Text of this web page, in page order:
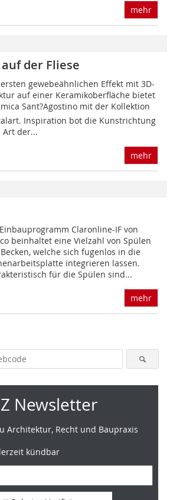
mehr
der Fliese
gewebeähnlichen Effekt mit 3D-
auf einer Keramikoberfläche bietet
Sant?Agostino mit der Kollektion
Inspiration bot die Kunstrichtung
Art der...
mehr
Claronline-IF von
beinhaltet eine Vielzahl von Spülen
welche sich fugenlos in die
integrieren lassen.
für die Spülen sind...
mehr
Newsletter
Architektur, Recht und Baupraxis
kündbar